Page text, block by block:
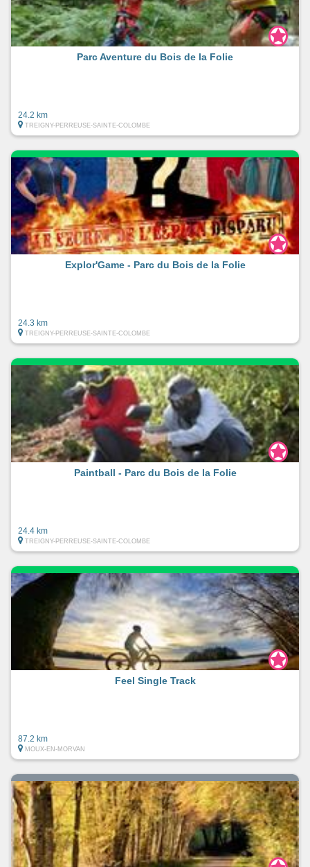
Parc Aventure du Bois de la Folie
24.2 km
TREIGNY-PERREUSE-SAINTE-COLOMBE
Explor'Game - Parc du Bois de la Folie
24.3 km
TREIGNY-PERREUSE-SAINTE-COLOMBE
Paintball - Parc du Bois de la Folie
24.4 km
TREIGNY-PERREUSE-SAINTE-COLOMBE
Feel Single Track
87.2 km
MOUX-EN-MORVAN